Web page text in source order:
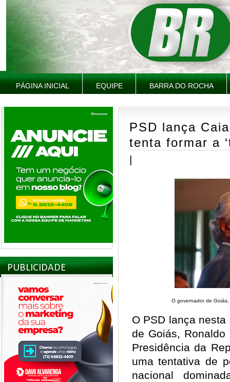
PÁGINA INICIAL EQUIPE BARRA DO ROCHA
PUBLICIDADE
PSD lança
tenta formar a
|
O governador de
O PSD lança
de Goiás,
Presidência da
uma tentativa de
nacional